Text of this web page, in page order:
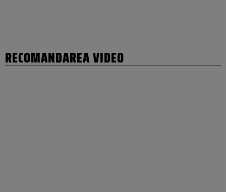
RECOMANDAREA VIDEO